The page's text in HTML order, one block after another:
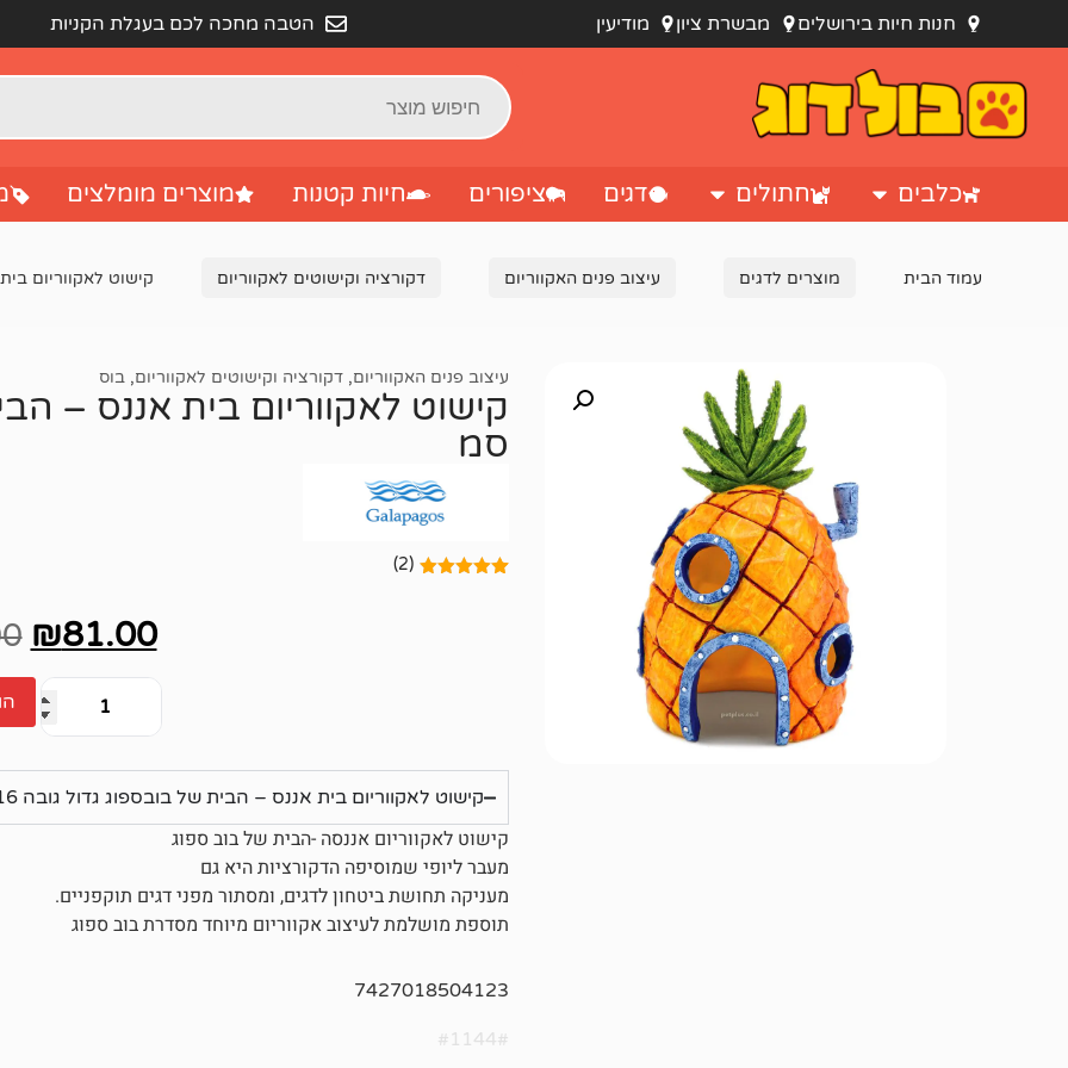
חנות חיות בירושלים מבשרת ציון מודיעין הטבה מחכה לכם בעגלת הקניות
כלבים חתולים דגים ציפורים חיות קטנות מוצרים מומלצים
עמוד הבית מוצרים לדגים עיצוב פנים האקווריום דקורציה וקישוטים לאקווריום קישוט לאקווריום בית
עיצוב פנים האקווריום, דקורציה וקישוטים לאקווריום, בוס
סמ
(2)
₪81.00
קישוט לאקווריום בית אננס – הבית של בובספוג גדול גובה 16 סמ
קישוט לאקווריום אננסה -הבית של בוב ספוג
מעבר ליופי שמוסיפה הדקורציות היא גם
מעניקה תחושת ביטחון לדגים, ומסתור מפני דגים תוקפניים.
תוספת מושלמת לעיצוב אקווריום מיוחד מסדרת בוב ספוג
7427018504123
#1144#